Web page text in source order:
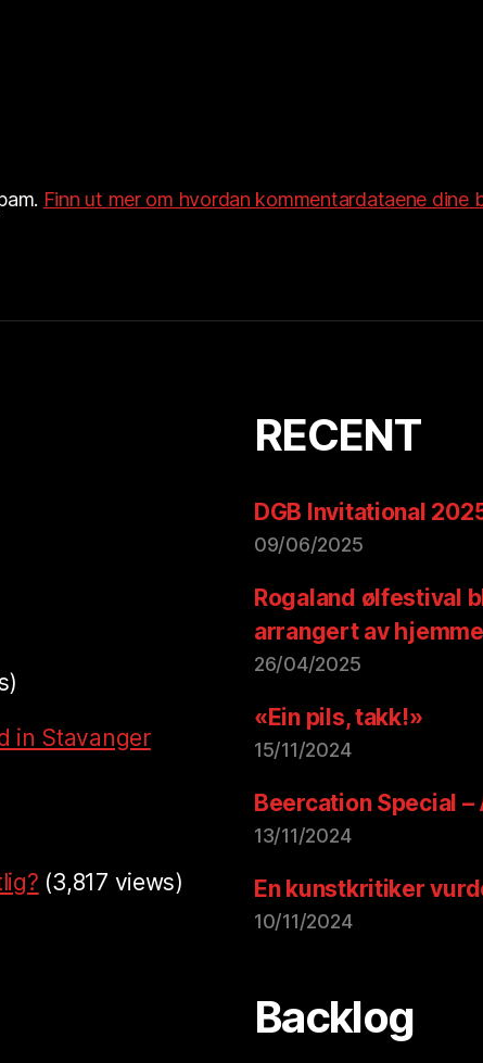
Finn ut mer om hvordan kommentardataene dine
in Stavanger
(3,817 views)
RECENT
DGB Invitational
09/06/2025
Rogaland ølfestival
arrangert av
26/04/2025
«Ein pils, takk!»
15/11/2024
Beercation Special
13/11/2024
En kunstkritiker
10/11/2024
Backlog